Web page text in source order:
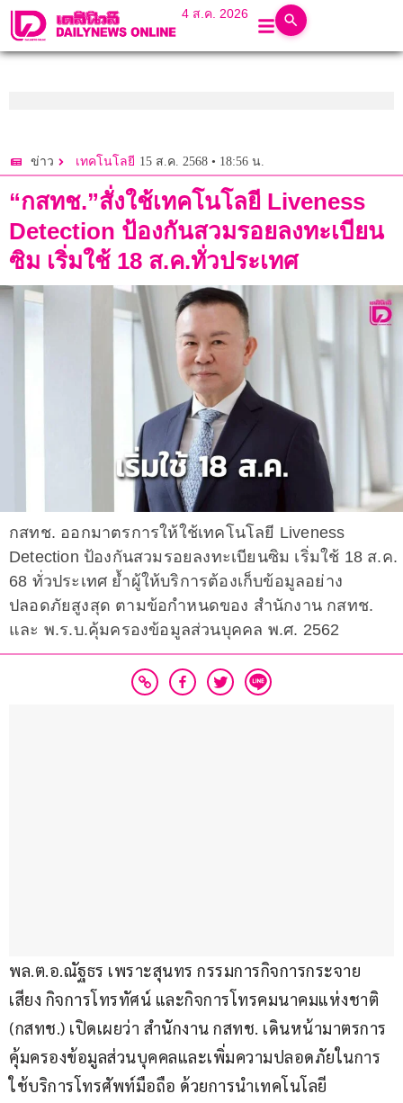
4 ส.ค. 2026
ข่าว เทคโนโลยี 15 ส.ค. 2568 • 18:56 น.
“กสทช.”สั่งใช้เทคโนโลยี Liveness
Detection ป้องกันสวมรอยลงทะเบียน
ซิม เริ่มใช้ 18 ส.ค.ทั่วประเทศ
กสทช. ออกมาตรการให้ใช้เทคโนโลยี Liveness
Detection ป้องกันสวมรอยลงทะเบียนซิม เริ่มใช้ 18 ส.ค.
68 ทั่วประเทศ ย้ำผู้ให้บริการต้องเก็บข้อมูลอย่าง
ปลอดภัยสูงสุด ตามข้อกำหนดของ สำนักงาน กสทช.
และ พ.ร.บ.คุ้มครองข้อมูลส่วนบุคคล พ.ศ. 2562
พล.ต.อ.ณัฐธร เพราะสุนทร กรรมการกิจการกระจาย
เสียง กิจการโทรทัศน์ และกิจการโทรคมนาคมแห่งชาติ
(กสทช.) เปิดเผยว่า สำนักงาน กสทช. เดินหน้ามาตรการ
คุ้มครองข้อมูลส่วนบุคคลและเพิ่มความปลอดภัยในการ
ใช้บริการโทรศัพท์มือถือ ด้วยการนำเทคโนโลยี